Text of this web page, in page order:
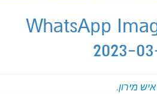
» WhatsApp
2023-
איש מירון.